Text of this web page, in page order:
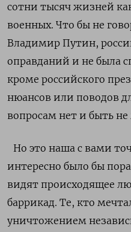
сотни тысяч жизней
военных. Что бы не
Владимир Путин,
оправданий и не была
кроме российского
нюансов или поводов
вопросам нет и быть
Но это наша с вами
интересно было бы
видят происходящее
баррикад. Те, кто
уничтожением